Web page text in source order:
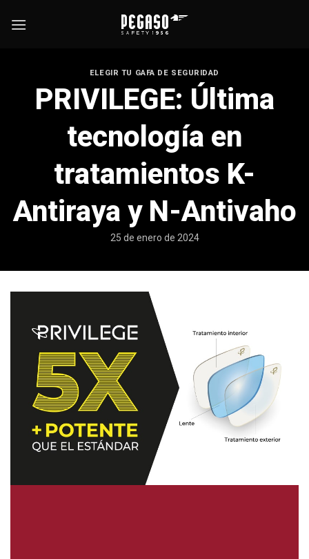
ELEGIR TU GAFA DE SEGURIDAD
PRIVILEGE: Última
tecnología en
tratamientos K-
Antiraya y N-Antivaho
25 de enero de 2024